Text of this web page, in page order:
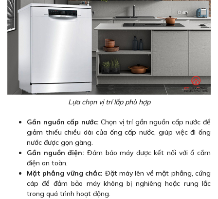
Lựa chọn vị trí lắp phù hợp
Gần nguồn cấp nước: Chọn vị trí gần nguồn cấp nước để
giảm thiểu chiều dài của ống cấp nước, giúp việc đi ống
nước được gọn gàng.
Gần nguồn điện: Đảm bảo máy được kết nối với ổ cắm
điện an toàn.
Mặt phẳng vững chắc: Đặt máy lên về mặt phẳng, cứng
cáp để đảm bảo máy không bị nghiêng hoặc rung lắc
trong quá trình hoạt động.